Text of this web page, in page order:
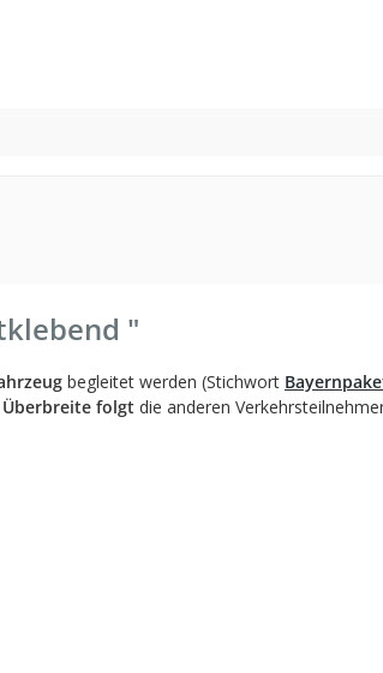
"
begleitet werden (Stichwort
folgt die anderen